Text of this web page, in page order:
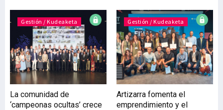
Gestión / Kudeaketa
La comunidad de
‘campeonas ocultas’ crece
Gestión / Kudeaketa
Artizarra fomenta el
emprendimiento y el